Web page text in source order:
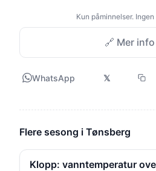
Kun påminnelser.
🔗 Mer
WhatsApp 𝕏
Flere sesong i Tønsberg
Klopp: vanntemperatur